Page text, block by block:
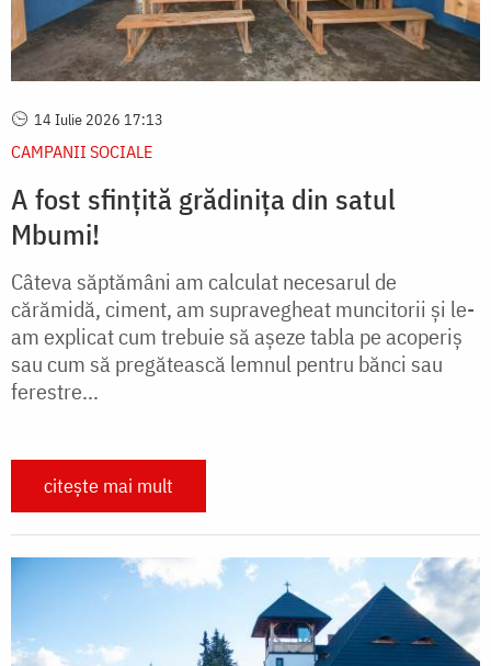
14 Iulie 2026 17:13
CAMPANII SOCIALE
A fost sfințită grădinița din satul
Mbumi!
Câteva săptămâni am calculat necesarul de
cărămidă, ciment, am supravegheat muncitorii şi le-
am explicat cum trebuie să aşeze tabla pe acoperiş
sau cum să pregătească lemnul pentru bănci sau
ferestre...
citește mai mult